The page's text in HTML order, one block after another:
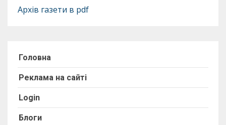
Архів газети в pdf
Головна
Реклама на сайті
Login
Блоги